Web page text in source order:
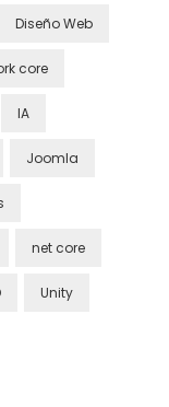
Diseño Web
core
IA
Joomla
net core
Unity